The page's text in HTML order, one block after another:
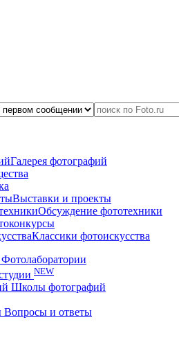
Галерея фотографий
Выставки и проекты
Обсуждение фототехники
Классики фотоискусства
Фотолаборатории
NEW
Школы фотографий
Вопросы и ответы